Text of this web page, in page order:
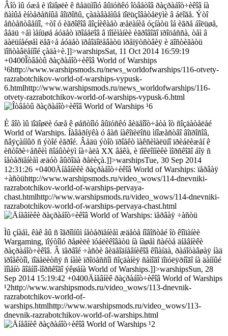
Âîò ìû óæå è ïîäîøëè ê ñåäüìîìó âûïóñêó îòâåòîâ ðàçðàáîò÷èêîâ íà
ñàìûå èíòåðåñíûå âîïðîñû, çàäàâàåìûå ïîëüçîâàòåëÿìè â áëîãå. Ýòî
åñòåñòâåííî, ÷òî ó èãðîêîâ âîçíèêàåò æåëàíèå óçíàòü îá èãðå áîëüøå,
âåäü ÷åì ìåíüøå áóäåò ïðîáåëîâ â ïîíèìàíèè èãðîâîãî ïðîöåññà, òåì â
äàëüíåéøåì ëåã÷å áóäåò ïðåîäîëåâàòü ïðåïÿòñòâèÿ è äîñòèãàòü
ïîñòàâëåííîé çàäà÷è.]]>warshipsSat, 11 Oct 2014 16:59:19
+0400Îòâåòû ðàçðàáîò÷èêîâ World of Warships
¹6http://www.warshipsmods.ru/news_worldofwarships/116-otvety-
razrabotchikov-world-of-warships-vypusk-
6.htmlhttp://www.warshipsmods.ru/news_worldofwarships/116-
otvety-razrabotchikov-world-of-warships-vypusk-6.html
È âîò ìû ïîäîøëè óæå ê øåñòîìó âûïóñêó âèäåîîò÷åòà îò ñîçäàòåëåé
World of Warships. Íàâåðíÿêà ó âàñ íàêîïèëîñü ìíîæåñòâî âîïðîñîâ,
ñâÿçàííûõ ñ ýòîé èãðîé. Âåäü ýòîò ïðîåêò ìàêñèìàëüíî ïðèáëèæåí ê
èñòîðè÷åñêèì ñîáûòèÿì íà÷àëà XX âåêà, è ïîêëîííèêè ìîðñêîãî áîÿ ñ
íåòåðïåíèåì æäóò âûõîäà ðåëèçà.]]>warshipsTue, 30 Sep 2014
12:31:26 +0400Äíåâíèêè ðàçðàáîò÷èêîâ World of Warships: ïåðâàÿ
÷àñòühttp://www.warshipsmods.ru/video_wows/114-dnevniki-
razrabotchikov-world-of-warships-pervaya-
chast.htmlhttp://www.warshipsmods.ru/video_wows/114-dnevniki-
razrabotchikov-world-of-warships-pervaya-chast.html
Ìû çíàåì, êàê âû ñ îãðîìíûì íåòåðïåíèåì æäåòå íîâîñòåé îò êîìïàíèè
Wargaming, ïîýòîìó ðåøèëè ïóáëèêîâàòü íà íàøåì ñàéòå äíåâíèêè
ðàçðàáîò÷èêîâ. Â ïåðâîé ÷àñòè âèäåîäíåâíèêîâ êîìàíäà, ðàáîòàâøàÿ íàä
ïðîåêòîì, ïîäåëèòñÿ ñ íàìè ïðîöåññîì ñîçäàíèÿ ñàìîãî ïîïóëÿðíîãî íà äàííûé
ìîìåíò âîåííî-ìîðñêîãî ýêøåíà World of Warships.]]>warshipsSun, 28
Sep 2014 15:19:42 +0400Äíåâíèê ðàçðàáîò÷èêîâ World of Warships
¹2http://www.warshipsmods.ru/video_wows/113-dnevnik-
razrabotchikov-world-of-
warships.htmlhttp://www.warshipsmods.ru/video_wows/113-
dnevnik-razrabotchikov-world-of-warships.html